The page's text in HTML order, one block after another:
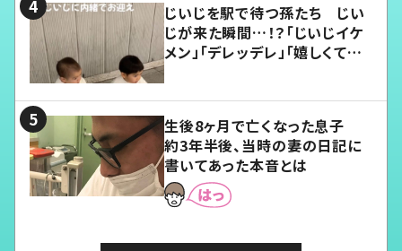
じいじを駅で待つ孫たち じい
じが来た瞬間…！？「じいじイケ
メン」「デレッデレ」「嬉しくて可
生後8ヶ月で亡くなった息子
約3年半後、当時の妻の日記に
書いてあった本音とは